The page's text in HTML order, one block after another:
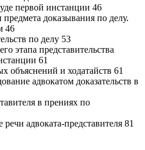
первой инстанции 46
доказывания по делу.
46
по делу 53
этапа представительства
61
объяснений и ходатайств 61
адвокатом доказательств в
в прениях по
адвоката-представителя 81